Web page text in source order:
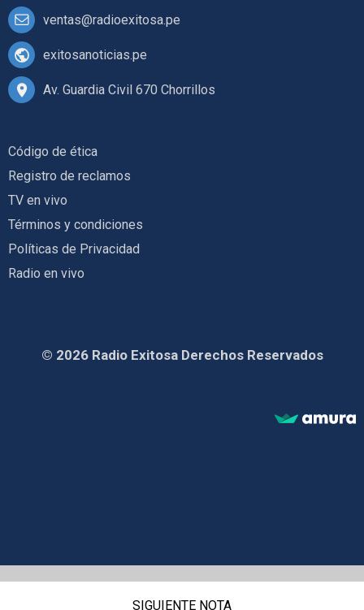
ventas@radioexitosa.pe
exitosanoticias.pe
Av. Guardia Civil 670 Chorrillos
Código de ética
Registro de reclamos
TV en vivo
Términos y condiciones
Políticas de Privacidad
Radio en vivo
© 2026 Radio Exitosa Derechos Reservados
SIGUIENTE NOTA